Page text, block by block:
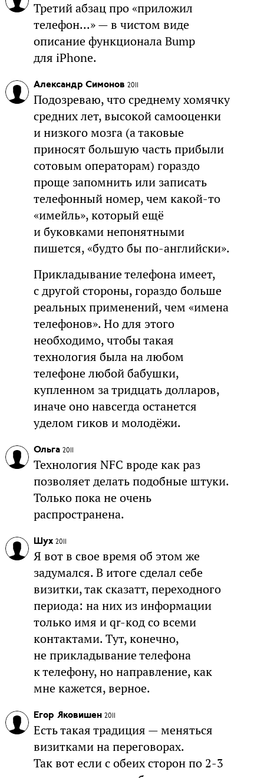
Третий абзац про «приложил
телефон...» — в чистом виде
описание функционала Bump
для iPhone.
Александр Симонов 2011
Подозреваю, что среднему хомячку
средних лет, высокой самооценки
и низкого мозга (а таковые
приносят большую часть прибыли
сотовым операторам) гораздо
проще запомнить или записать
телефонный номер, чем какой-то
«имейль», который ещё
и буковками непонятными
пишется, «будто бы по-английски».
Прикладывание телефона имеет,
с другой стороны, гораздо больше
реальных применений, чем «имена
телефонов». Но для этого
необходимо, чтобы такая
технология была на любом
телефоне любой бабушки,
купленном за тридцать долларов,
иначе оно навсегда останется
уделом гиков и молодёжи.
Ольга 2011
Технология NFC вроде как раз
позволяет делать подобные штуки.
Только пока не очень
распространена.
Шух 2011
Я вот в свое время об этом же
задумался. В итоге сделал себе
визитки, так сказатт, переходного
периода: на них из информации
только имя и qr-код со всеми
контактами. Тут, конечно,
не прикладывание телефона
к телефону, но направление, как
мне кажется, верное.
Егор Яковишен 2011
Есть такая традиция — меняться
визитками на переговорах.
Так вот если с обеих сторон по 2-3